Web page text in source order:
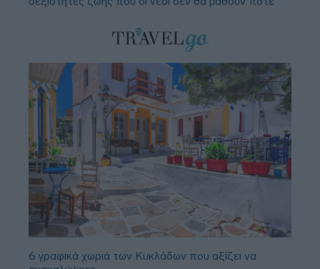
6 γραφικά χωριά των Κυκλάδων που αξίζει να